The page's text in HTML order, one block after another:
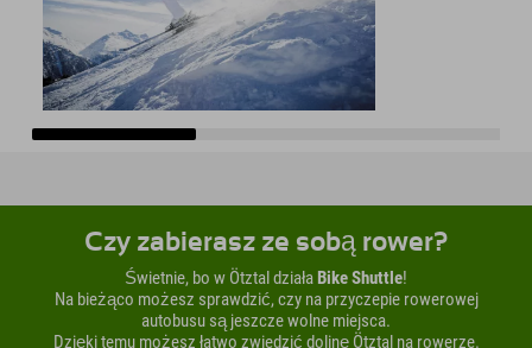
Czy zabierasz ze sobą rower?
Świetnie, bo w Ötztal działaBike Shuttle!
Na bieżąco możesz sprawdzić, czy na przyczepie rowerowej
autobusu są jeszcze wolne miejsca.
Dzięki temu możesz łatwo zwiedzić dolinę Ötztal na rowerze.